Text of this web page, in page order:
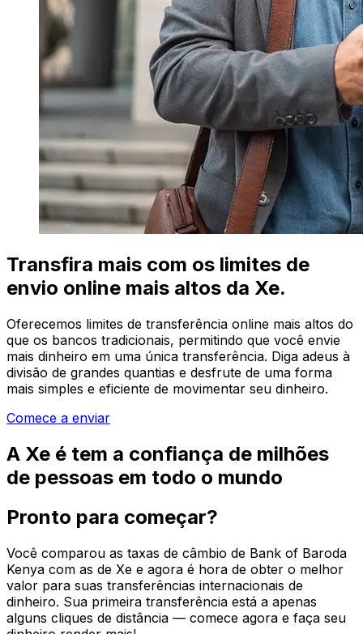
Transfira mais com os limites de
envio online mais altos da Xe.
Oferecemos limites de transferência online mais altos do
que os bancos tradicionais, permitindo que você envie
mais dinheiro em uma única transferência. Diga adeus à
divisão de grandes quantias e desfrute de uma forma
mais simples e eficiente de movimentar seu dinheiro.
Comece a enviar
A Xe é tem a confiança de milhões
de pessoas em todo o mundo
Pronto para começar?
Você comparou as taxas de câmbio de Bank of Baroda
Kenya com as de Xe e agora é hora de obter o melhor
valor para suas transferências internacionais de
dinheiro. Sua primeira transferência está a apenas
alguns cliques de distância — comece agora e faça seu